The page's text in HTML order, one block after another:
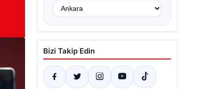
Bizi Takip Edin